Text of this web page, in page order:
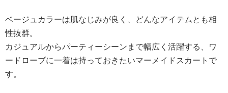
ベージュカラーは肌なじみが良く、どんなアイテムとも相
性抜群。
カジュアルからパーティーシーンまで幅広く活躍する、ワ
ードローブに一着は持っておきたいマーメイドスカートで
す。